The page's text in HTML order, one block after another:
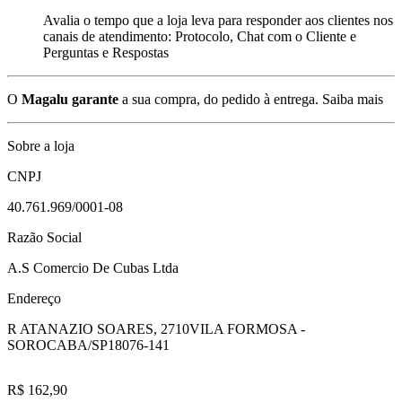
Avalia o tempo que a loja leva para responder aos clientes nos
canais de atendimento: Protocolo, Chat com o Cliente e
Perguntas e Respostas
O Magalu garante a sua compra, do pedido à entrega. Saiba mais
Sobre a loja
CNPJ
40.761.969/0001-08
Razão Social
A.S Comercio De Cubas Ltda
Endereço
R ATANAZIO SOARES, 2710VILA FORMOSA -
SOROCABA/SP18076-141
R$ 162,90